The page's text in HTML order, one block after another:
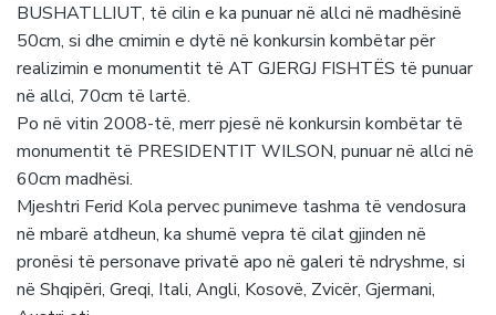
BUSHATLLIUT, të cilin e ka punuar në allci në madhësinë
50cm, si dhe cmimin e dytë në konkursin kombëtar për
realizimin e monumentit të AT GJERGJ FISHTËS të punuar
në allci, 70cm të lartë.
Po në vitin 2008-të, merr pjesë në konkursin kombëtar të
monumentit të PRESIDENTIT WILSON, punuar në allci në
60cm madhësi.
Mjeshtri Ferid Kola pervec punimeve tashma të vendosura
në mbarë atdheun, ka shumë vepra të cilat gjinden në
pronësi të personave privatë apo në galeri të ndryshme, si
në Shqipëri, Greqi, Itali, Angli, Kosovë, Zvicër, Gjermani,